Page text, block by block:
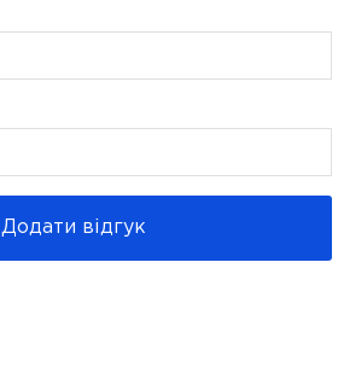
Додати відгук